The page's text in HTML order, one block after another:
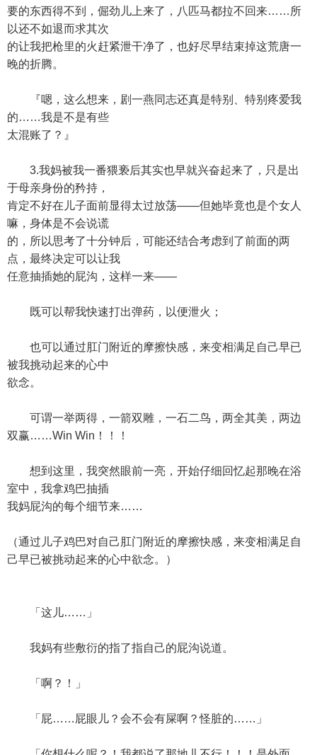
要的东西得不到，倔劲儿上来了，八匹马都拉不回来……所
以还不如退而求其次
的让我把枪里的火赶紧泄干净了，也好尽早结束掉这荒唐一
晚的折腾。
『嗯，这么想来，剧一燕同志还真是特别、特别疼爱我
的……我是不是有些
太混账了？』
3.我妈被我一番猥亵后其实也早就兴奋起来了，只是出
于母亲身份的矜持，
肯定不好在儿子面前显得太过放荡——但她毕竟也是个女人
嘛，身体是不会说谎
的，所以思考了十分钟后，可能还结合考虑到了前面的两
点，最终决定可以让我
任意抽插她的屁沟，这样一来——
既可以帮我快速打出弹药，以便泄火；
也可以通过肛门附近的摩擦快感，来变相满足自己早已
被我挑动起来的心中
欲念。
可谓一举两得，一箭双雕，一石二鸟，两全其美，两边
双赢……Win Win！！！
想到这里，我突然眼前一亮，开始仔细回忆起那晚在浴
室中，我拿鸡巴抽插
我妈屁沟的每个细节来……
（通过儿子鸡巴对自己肛门附近的摩擦快感，来变相满足自
己早已被挑动起来的心中欲念。）
「这儿……」
我妈有些敷衍的指了指自己的屁沟说道。
「啊？！」
「屁……屁眼儿？会不会有屎啊？怪脏的……」